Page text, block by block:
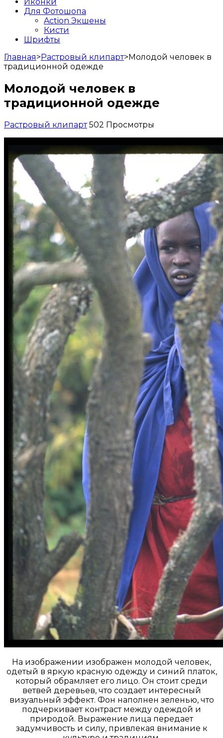
Для Фотошопа
Action Экшены
Кисти
Шрифты
Главная>Растровый клипарт>Молодой человек в
традиционной одежде
Молодой человек в
традиционной одежде
Растровый клипарт 502 Просмотры
На изображении изображен молодой человек,
одетый в яркую красную одежду и синий платок,
который обрамляет его лицо. Он стоит среди
ветвей деревьев, что создает интересный
визуальный эффект. Фон наполнен зеленью, что
подчеркивает контраст между одеждой и
природой. Выражение лица передает
задумчивость и силу, привлекая внимание к